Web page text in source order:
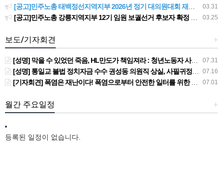
03.31
[공고]민주노총 태백정선지역지부 2026년 정기 대의원대회 재소집 건
03.25
[공고]민주노총 강릉지역지부 12기 임원 보궐선거 후보자 확정 공고
+
보도/기자회견
07.31
[성명] 막을 수 있었던 죽음, HL만도가 책임져라 : 청년노동자 사망사고의 철저한 진상규명과 재발방지 대책 마련하라
07.16
[성명] 통일교 불법 정치자금 수수 권성동 의원직 상실, 사필귀정이다
07.01
[기자회견] 폭염은 재난이다! 폭염으로부터 안전한 일터를 위한 민주노총 강원지역본부 폭염감시단 선포 기자회견
+
월간 주요일정
등록된 일정이 없습니다.